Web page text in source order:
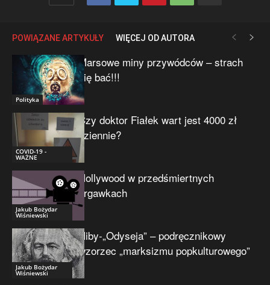
POWIĄZANE ARTYKUŁY WIĘCEJ OD AUTORA
Polityka
Marsowe miny przywódców – strach
się bać!!!
COVID-19 -
WAŻNE
Czy doktor Fiałek wart jest 4000 zł
dziennie?
Jakub Bożydar
Wiśniewski
Hollywood w przedśmiertnych
drgawkach
Jakub Bożydar
Wiśniewski
Niby-„Odyseja” – podręcznikowy
wzorzec „marksizmu popkulturowego”